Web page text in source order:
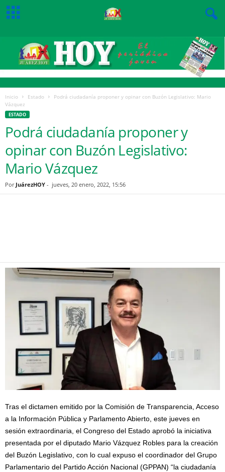
Inicio Estado
Podrá ciudadanía proponer y opinar con Buzón Legislativo: Mario
Vázquez
ESTADO
Podrá ciudadanía proponer y
opinar con Buzón Legislativo:
Mario Vázquez
Por JuárezHOY - jueves, 20 enero, 2022, 15:56
Tras el dictamen emitido por la Comisión de Transparencia, Acceso
a la Información Pública y Parlamento Abierto, este jueves en
sesión extraordinaria, el Congreso del Estado aprobó la iniciativa
presentada por el diputado Mario Vázquez Robles para la creación
del Buzón Legislativo, con lo cual expuso el coordinador del Grupo
Parlamentario del Partido Acción Nacional (GPPAN) “la ciudadanía